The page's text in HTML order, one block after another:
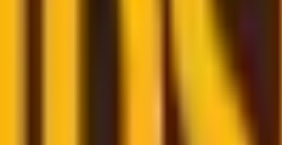
– monitora tutte le tue spedizioni